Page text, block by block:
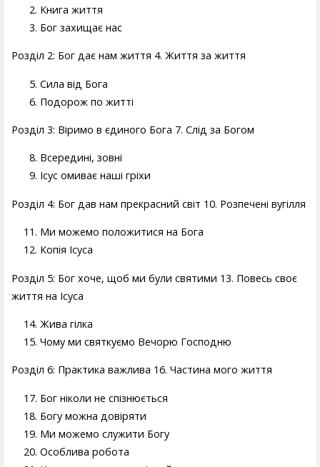
Книга життя
Бог захищає нас
Розділ 2: Бог дає нам життя 4. Життя за життя
Сила від Бога
Подорож по житті
Розділ 3: Віримо в єдиного Бога 7. Слід за Богом
Всередині, зовні
Ісус омиває наші гріхи
Розділ 4: Бог дав нам прекрасний світ 10. Розпечені вугілля
Ми можемо положитися на Бога
Копія Ісуса
Розділ 5: Бог хоче, щоб ми були святими 13. Повесь своє
життя на Ісуса
Жива гілка
Чому ми святкуємо Вечорю Господню
Розділ 6: Практика важлива 16. Частина мого життя
Бог ніколи не спізнюється
Богу можна довіряти
Ми можемо служити Богу
Особлива робота